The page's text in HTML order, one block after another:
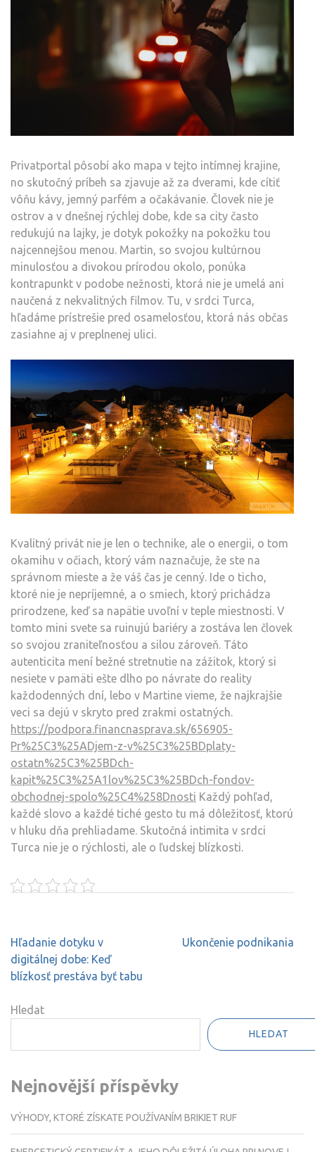
Privatportal pôsobí ako mapa v tejto intímnej krajine,
no skutočný príbeh sa zjavuje až za dverami, kde cítiť
vôňu kávy, jemný parfém a očakávanie. Človek nie je
ostrov a v dnešnej rýchlej dobe, kde sa city často
redukujú na lajky, je dotyk pokožky na pokožku tou
najcennejšou menou. Martin, so svojou kultúrnou
minulosťou a divokou prírodou okolo, ponúka
kontrapunkt v podobe nežnosti, ktorá nie je umelá ani
naučená z nekvalitných filmov. Tu, v srdci Turca,
hľadáme prístrešie pred osamelosťou, ktorá nás občas
zasiahne aj v preplnenej ulici.
Kvalitný privát nie je len o technike, ale o energii, o tom
okamihu v očiach, ktorý vám naznačuje, že ste na
správnom mieste a že váš čas je cenný. Ide o ticho,
ktoré nie je nepríjemné, a o smiech, ktorý prichádza
prirodzene, keď sa napätie uvoľní v teple miestnosti. V
tomto mini svete sa ruinujú bariéry a zostáva len človek
so svojou zraniteľnosťou a silou zároveň. Táto
autenticita mení bežné stretnutie na zážitok, ktorý si
nesiete v pamäti ešte dlho po návrate do reality
každodenných dní, lebo v Martine vieme, že najkrajšie
veci sa dejú v skryto pred zrakmi ostatných.
https://podpora.financnasprava.sk/656905-
Pr%25C3%25ADjem-z-v%25C3%25BDplaty-
ostatn%25C3%25BDch-
kapit%25C3%25A1lov%25C3%25BDch-fondov-
obchodnej-spolo%25C4%258Dnosti Každý pohľad,
každé slovo a každé tiché gesto tu má dôležitosť, ktorú
v hluku dňa prehliadame. Skutočná intimita v srdci
Turca nie je o rýchlosti, ale o ľudskej blízkosti.
Navigace
pro
příspěvek
Hľadanie dotyku v
digitálnej dobe: Keď
blízkosť prestáva byť tabu
Ukončenie podnikania
Hledat
HLEDAT
Nejnovější příspěvky
VÝHODY, KTORÉ ZÍSKATE POUŽÍVANÍM BRIKIET RUF